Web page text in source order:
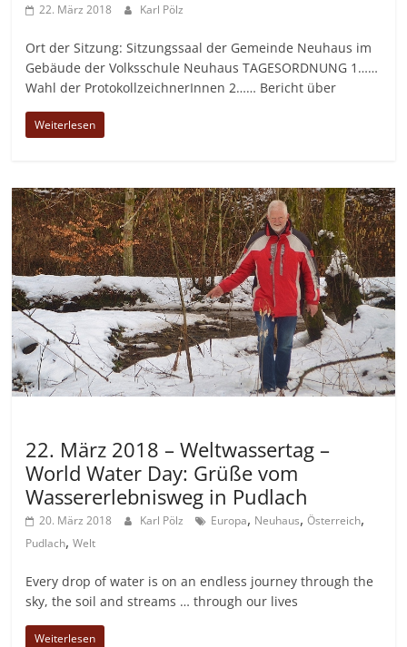
22. März 2018 Karl Pölz
Ort der Sitzung: Sitzungssaal der Gemeinde Neuhaus im
Gebäude der Volksschule Neuhaus TAGESORDNUNG 1……
Wahl der ProtokollzeichnerInnen 2…… Bericht über
Weiterlesen
22. März 2018 – Weltwassertag –
World Water Day: Grüße vom
Wassererlebnisweg in Pudlach
20. März 2018 Karl Pölz Europa, Neuhaus,Österreich,
Pudlach,Welt
Every drop of water is on an endless journey through the
sky, the soil and streams … through our lives
Weiterlesen